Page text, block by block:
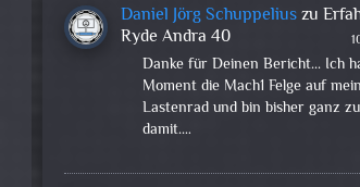
Daniel Jörg Schuppeliuszu
Ryde Andra 40
Danke für Deinen Bericht... Ich
Moment die Mach1 Felge auf
Lastenrad und bin bisher ganz
damit.…